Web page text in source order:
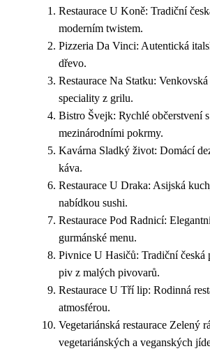
Restaurace U Koně: Tradiční
moderním twistem.
Pizzeria Da Vinci: Autentická
dřevo.
Restaurace Na Statku: Venkovská
speciality z grilu.
Bistro Švejk: Rychlé občerstvení
mezinárodními pokrmy.
Kavárna Sladký život: Domácí
káva.
Restaurace U Draka: Asijská
nabídkou sushi.
Restaurace Pod Radnicí:
gurmánské menu.
Pivnice U Hasičů: Tradiční česká
piv z malých pivovarů.
Restaurace U Tří lip: Rodinná
atmosférou.
Vegetariánská restaurace Zelený
vegetariánských a veganských